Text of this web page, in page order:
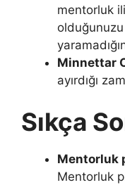
mentorluk
olduğunuzu
Minnettar
ayırdığı
Sıkça
Mentorluk
Mentorluk